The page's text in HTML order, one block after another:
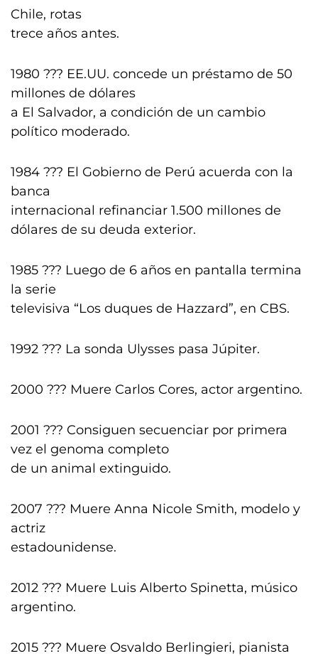
Chile, rotas
trece años antes.
1980 ??? EE.UU. concede un préstamo de 50
millones de dólares
a El Salvador, a condición de un cambio
político moderado.
1984 ??? El Gobierno de Perú acuerda con la
banca
internacional refinanciar 1.500 millones de
dólares de su deuda exterior.
1985 ??? Luego de 6 años en pantalla termina
la serie
televisiva “Los duques de Hazzard”, en CBS.
1992 ??? La sonda Ulysses pasa Júpiter.
2000 ??? Muere Carlos Cores, actor argentino.
2001 ??? Consiguen secuenciar por primera
vez el genoma completo
de un animal extinguido.
2007 ??? Muere Anna Nicole Smith, modelo y
actriz
estadounidense.
2012 ??? Muere Luis Alberto Spinetta, músico
argentino.
2015 ??? Muere Osvaldo Berlingieri, pianista